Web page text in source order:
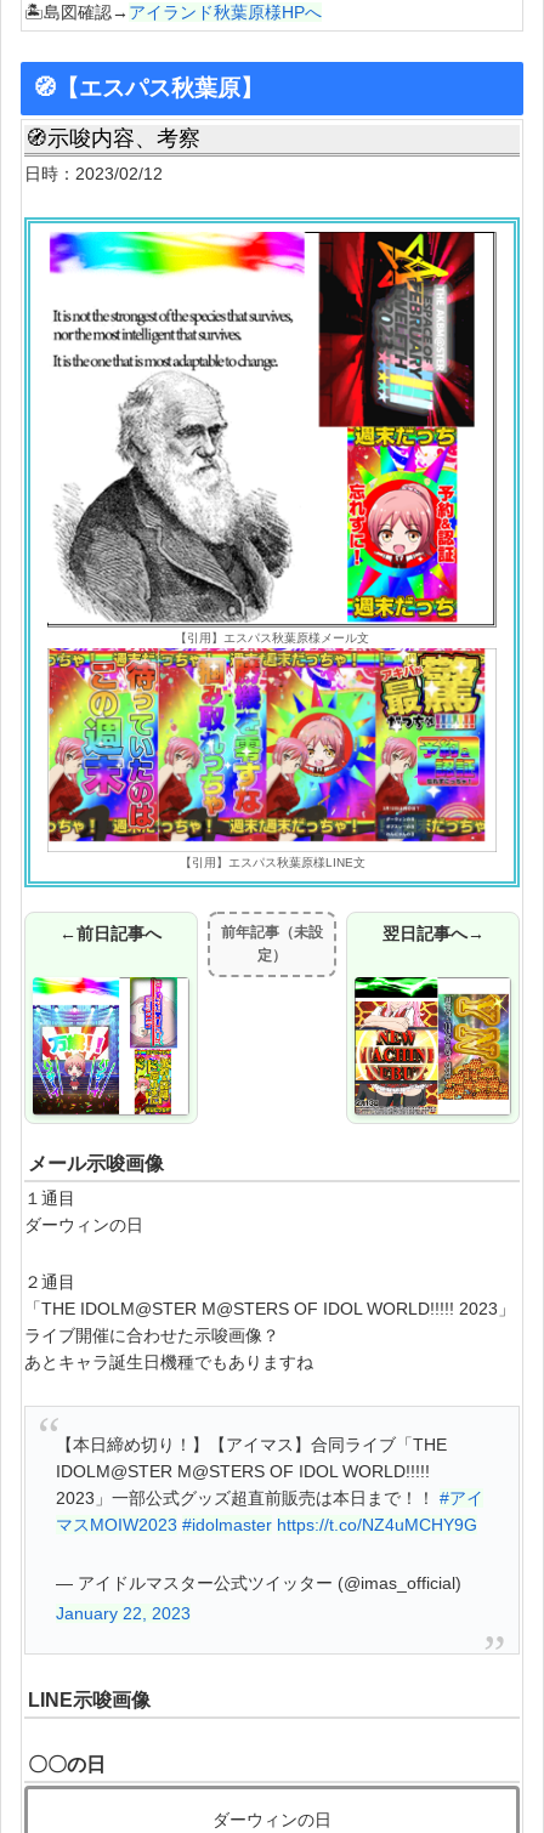
🏝島図確認→ アイランド秋葉原様HPへ
🧭【エスパス秋葉原】
🧭示唆内容、考察
日時：2023/02/12
【引用】エスパス秋葉原様メール文
【引用】エスパス秋葉原様LINE文
←前日記事へ
前年記事（未設
定）
翌日記事へ→
メール示唆画像
１通目
ダーウィンの日
２通目
「THE IDOLM@STER M@STERS OF IDOL WORLD!!!!! 2023」
ライブ開催に合わせた示唆画像？
あとキャラ誕生日機種でもありますね
【本日締め切り！】【アイマス】合同ライブ「THE
IDOLM@STER M@STERS OF IDOL WORLD!!!!!
2023」一部公式グッズ超直前販売は本日まで！！#アイ
マスMOIW2023 #idolmaster https://t.co/NZ4uMCHY9G
— アイドルマスター公式ツイッター (@imas_official)
January 22, 2023
LINE示唆画像
〇〇の日
ダーウィンの日